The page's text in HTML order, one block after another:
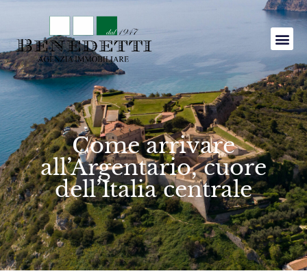
Come arrivare
all’Argentario, cuore
dell’Italia centrale